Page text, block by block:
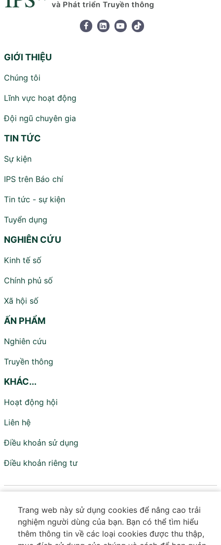
Trang web này sử dụng cookies để nâng cao trải
nghiệm người dùng của bạn. Bạn có thể tìm hiểu
thêm thông tin về các loại cookies được thu thập,
GIỚI THIỆU
Chúng tôi
Lĩnh vực hoạt động
Đội ngũ chuyên gia
TIN TỨC
Sự kiện
IPS trên Báo chí
Tin tức - sự kiện
Tuyển dụng
NGHIÊN CỨU
Kinh tế số
Chính phủ số
Xã hội số
ẤN PHẨM
Nghiên cứu
Truyền thông
KHÁC...
Hoạt động hội
Liên hệ
Điều khoản sử dụng
Điều khoản riêng tư
Truyền thông - IPS
Đơn vị trực thuộc Hội Truyền thông Số Việt Nam